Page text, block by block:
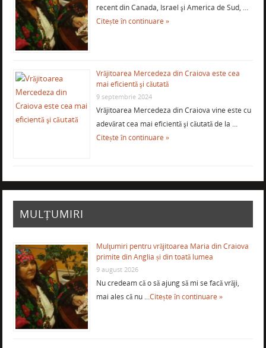
recent din Canada, Israel şi America de Sud, …
Citește în continuare »
Vrăjitoarea Mercedeza din Craiova este cea
mai eficientă şi căutată
9 septembrie 2024
Vrăjitoarea Mercedeza din Craiova vine este cu
adevărat cea mai eficientă şi căutată de la …
Citește în continuare »
MULȚUMIRI
Mulţumiri pentru vrăjitoarea Maria din Craiova
primite din Anglia și din toată lumea
9 august 2026
Nu credeam că o să ajung să mi se facă vrăji,
mai ales că nu …Citește în continuare »